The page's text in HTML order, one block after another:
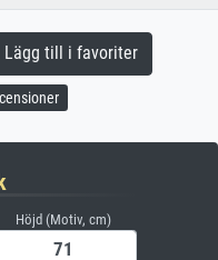
till i favoriter
Höjd (Motiv, cm)